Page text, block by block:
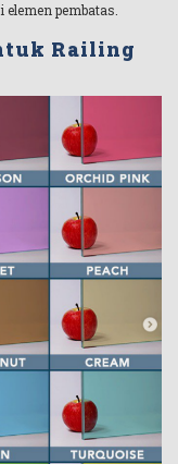
pembatas.
Railing